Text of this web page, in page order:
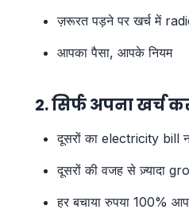
ज़रूरत पड़ने पर खर्च में
आपका पैसा, आपके नियम
2. सिर्फ अपना खर्च
दूसरों का electricity bill
दूसरों की वजह से ज़्यादा
हर बचाया रुपया 100%